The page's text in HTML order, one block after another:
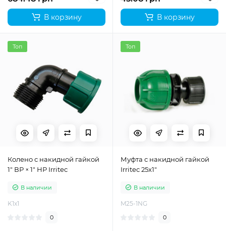
В корзину В корзину
Топ
Колено с накидной гайкой
1" ВР × 1" НР Irritec
В наличии
K1x1
0
Топ
Муфта с накидной гайкой
Irritec 25x1"
В наличии
M25-1NG
0